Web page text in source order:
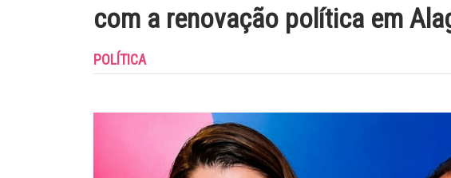
com a renovação política em
POLÍTICA